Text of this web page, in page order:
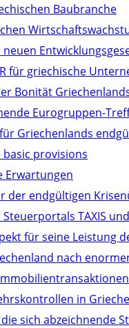
Baubranche
für griechische
Bonität
Eurogruppen-
Griechenlands
basic provisions
Erwartungen
der endgültigen
TAXIS
für seine Leistung
nach
in
sich abzeichnende